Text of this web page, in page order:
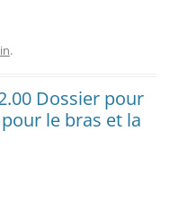
.
Dossier pour
le bras et la